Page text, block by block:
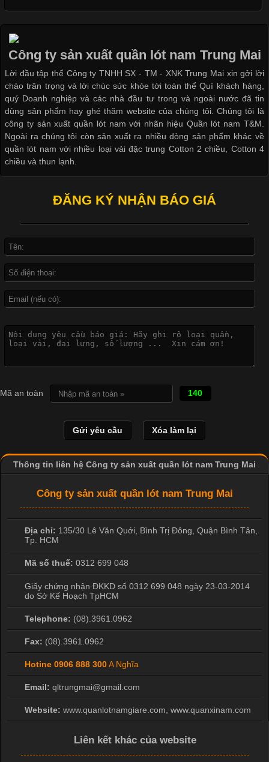
Các Form Áo Thun Phổ Biến Hiện Nay Và Xu Hướng Trong
Ngành May Mặc Áo thun là một trong những trang phục quen
thuộc và được sử dụng phổ biến nhất hiện nay. Không chỉ đa
dạng về màu sắc hay chất liệu, áo thun còn có nhiều form dáng
khác nhau để phù hợp với từng phong cách thời trang và nhu
cầu
Khám Phá Áo Phông Trang Phục Phổ Biến Nhất Hiện Nay
Áo phông là một trong những trang phục phổ biến nhất trong
Không chỉ xuất hiện trong thời trang thường ngày, áo phông còn
được ứng dụng rộng rãi trong ngành sản xuất may mặc, đặc
biệt là các sản phẩm từ vải thun. Hiện nay,
Đại
Cập nhật 2026-04-21 15:41:03
In Chuyển Nhiệt Là Gì? Công Nghệ In Hiện Đại Trong Ngành
May Mặc Trong ngành in ấn và thời trang, in chuyển nhiệt đang
hình ảnh sắc nét và bền màu. Đặc biệt, kỹ thuật này được ứng
dụng rộng rãi trong sản xuất áo thun, đồ thể thao
Công ty sản xuất quần lót nam Trung Mai
Lời đầu tập thể Công ty TNHH SX - TM - XNK Trung Mai xin gởi lời
chào trân trọng và lời chúc sức khỏe tới toàn thể Quí khách hàng,
quý Doanh nghiệp và các nhà đầu tư trong và ngoài nước đã tin
dùng sản phẩm hay ghé thăm website của chúng tôi. Chúng tôi là
công ty sản xuất quần lót nam với nhãn hiệu Quần lót nam T&M.
Ngoài ra chúng tôi còn sản xuất ra nhiều dòng sản phẩm khác về
quần lót nam với nhiều loại vải đặc trung Cotton 2 chiều, Cotton 4
chiều và thun lạnh.
ĐĂNG KÝ NHẬN BÁO GIÁ
Mã an toàn 140
Thông tin liên hệ Công ty sản xuất quần lót nam Trung Mai
Công ty sản xuất quần lót nam Trung Mai
Địa chỉ: 135/30 Lê Văn Quới, Bình Trị Đông, Quận Bình Tân,
Tp. HCM
Mã số thuế: 0312 699 048
Giấy chứng nhận ĐKKD số 0312 699 048 ngày 23-03-2014
do Sở Kế Hoạch TpHCM
Telephone: (08).3961.0962
Fax: (08).3961.0962
Hotine 0906 888 300A Nghĩa
Email: qltrungmai@gmail.com
Website: www.quanlotnamgiare.com, www.quanxinam.com
Liên kết khác của website